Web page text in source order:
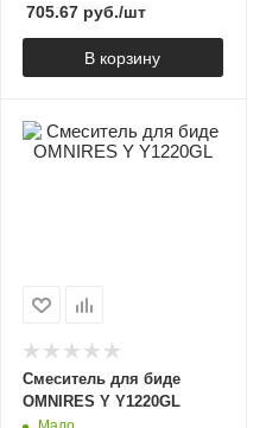
705.67руб./шт
В корзину
Смеситель для биде
OMNIRES Y Y1220GL